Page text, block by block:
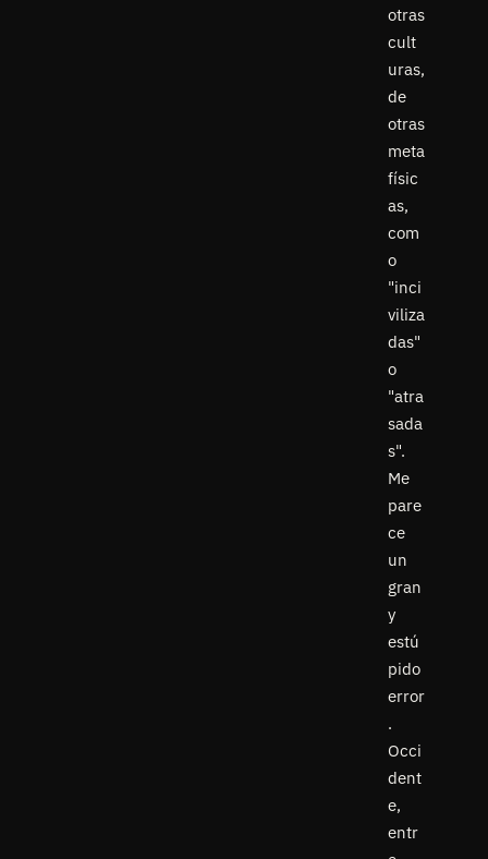
otras
cult
uras,
de
otras
meta
físic
as,
com
o
"inci
viliza
das"
o
"atra
sada
s".
Me
pare
ce
un
gran
y
estú
pido
error
.
Occi
dent
e,
entr